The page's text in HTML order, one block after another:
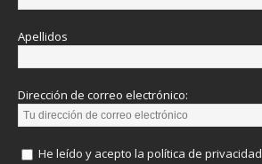
Apellidos
Dirección de correo electrónico:
He leído y acepto la política de privacidad